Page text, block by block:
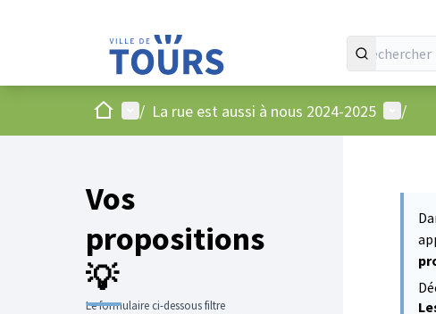
AccueilMenu principal
/ La rue est aussi à nous 2024-2025 Menu
/
Vos
propositions
💡
Le formulaire ci-dessous filtre